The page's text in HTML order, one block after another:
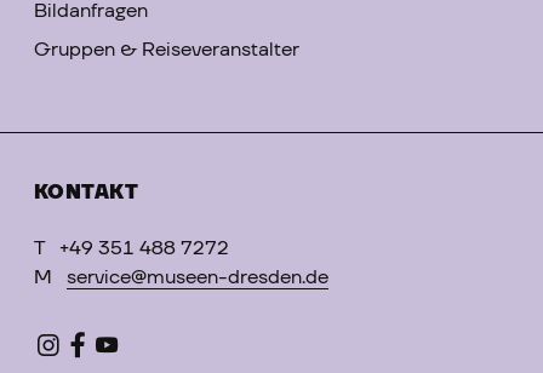
Bildanfragen
Gruppen & Reiseveranstalter
KONTAKT
T
+49 351 488 7272
M
service@museen-dresden.de